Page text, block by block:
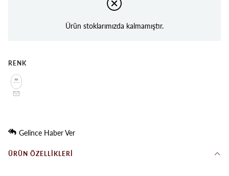
Ürün stoklarımızda kalmamıştır.
RENK
Gelince Haber Ver
ÜRÜN ÖZELLIKLERI